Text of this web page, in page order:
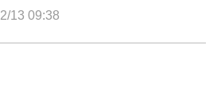
13 09:38